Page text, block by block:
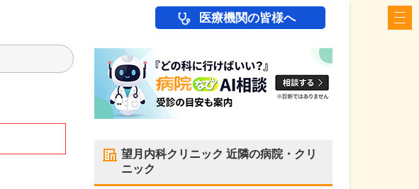
医療機関の皆様へ
望月内科クリニック 近隣の病院・クリ
ニック